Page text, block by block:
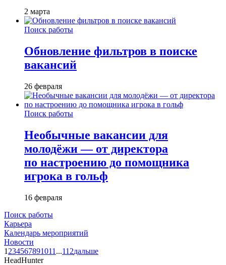
2 марта
Поиск работы
Обновление фильтров в поиске
вакансий
26 февраля
Поиск работы
Необычные вакансии для
молодёжи — от директора
по настроению до помощника
игрока в гольф
16 февраля
Поиск работы
Карьера
Календарь мероприятий
Новости
1 234567891011 ...112дальше
HeadHunter